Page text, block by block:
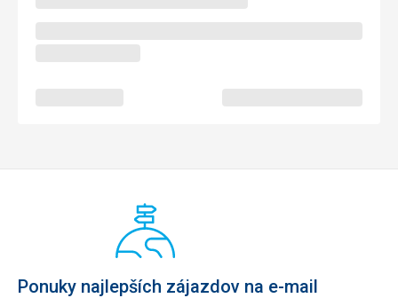
Ponuky najlepších zájazdov na e-mail